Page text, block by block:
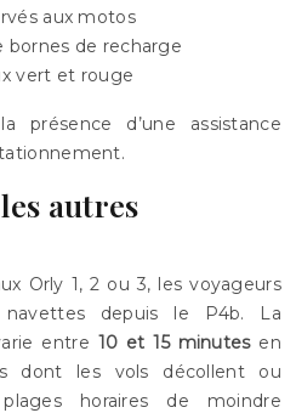
aux motos
bornes de recharge
vert et rouge
présence d’une assistance
autres
Orly 1, 2 ou 3, les voyageurs
depuis le P4b. La
entre 10 et 15 minutesen
dont les vols décollent ou
horaires de moindre